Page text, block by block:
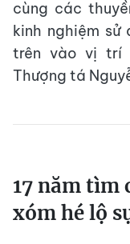
cùng các
kinh nghiệm
trên vào vị trí
Thượng tá
17 năm tìm
xóm hé lộ